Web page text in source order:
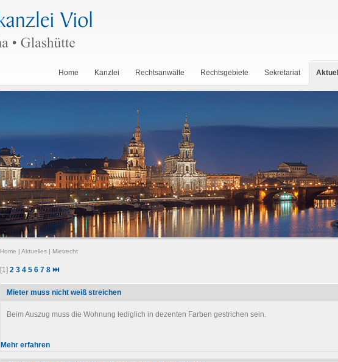
Home Kanzlei Rechtsanwälte Rechtsgebiete Sekretariat
Home | Aktuelles | Mietrecht
[1] 2 3 4 5 6 7 8 ⏭
Mieter muss nicht weiß streichen
Beim Auszug muss die Wohnung lediglich in dezenten Farben gestrichen sein.
Mehr erfahren